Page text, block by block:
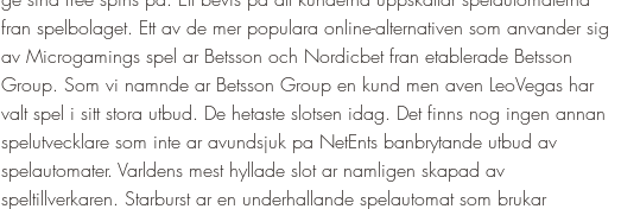
fran spelbolaget. Ett av de mer populara online-alternativen som anvander sig
av Microgamings spel ar Betsson och Nordicbet fran etablerade Betsson
Group. Som vi namnde ar Betsson Group en kund men aven LeoVegas har
valt spel i sitt stora utbud. De hetaste slotsen idag. Det finns nog ingen annan
spelutvecklare som inte ar avundsjuk pa NetEnts banbrytande utbud av
spelautomater. Varldens mest hyllade slot ar namligen skapad av
speltillverkaren. Starburst ar en underhallande spelautomat som brukar